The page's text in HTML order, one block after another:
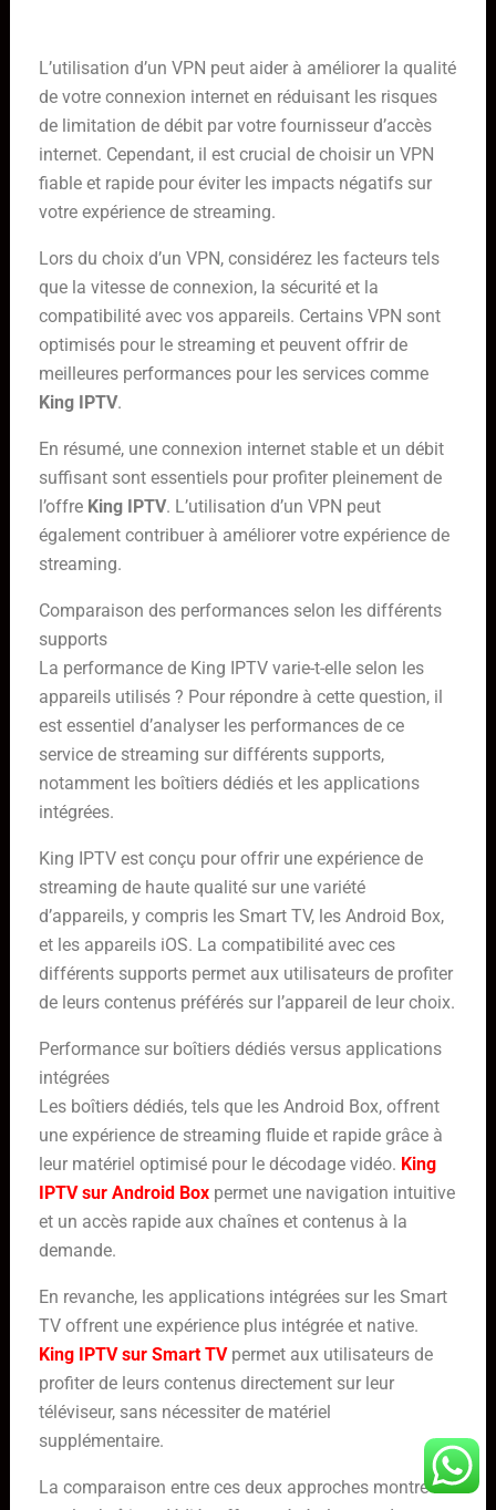
L’utilisation d’un VPN peut aider à améliorer la qualité
de votre connexion internet en réduisant les risques
de limitation de débit par votre fournisseur d’accès
internet. Cependant, il est crucial de choisir un VPN
fiable et rapide pour éviter les impacts négatifs sur
votre expérience de streaming.
Lors du choix d’un VPN, considérez les facteurs tels
que la vitesse de connexion, la sécurité et la
compatibilité avec vos appareils. Certains VPN sont
optimisés pour le streaming et peuvent offrir de
meilleures performances pour les services comme
King IPTV.
En résumé, une connexion internet stable et un débit
suffisant sont essentiels pour profiter pleinement de
l’offre King IPTV. L’utilisation d’un VPN peut
également contribuer à améliorer votre expérience de
streaming.
Comparaison des performances selon les différents
supports
La performance de King IPTV varie-t-elle selon les
appareils utilisés ? Pour répondre à cette question, il
est essentiel d’analyser les performances de ce
service de streaming sur différents supports,
notamment les boîtiers dédiés et les applications
intégrées.
King IPTV est conçu pour offrir une expérience de
streaming de haute qualité sur une variété
d’appareils, y compris les Smart TV, les Android Box,
et les appareils iOS. La compatibilité avec ces
différents supports permet aux utilisateurs de profiter
de leurs contenus préférés sur l’appareil de leur choix.
Performance sur boîtiers dédiés versus applications
intégrées
Les boîtiers dédiés, tels que les Android Box, offrent
une expérience de streaming fluide et rapide grâce à
leur matériel optimisé pour le décodage vidéo. King
IPTV sur Android Box permet une navigation intuitive
et un accès rapide aux chaînes et contenus à la
demande.
En revanche, les applications intégrées sur les Smart
TV offrent une expérience plus intégrée et native.
King IPTV sur Smart TVpermet aux utilisateurs de
profiter de leurs contenus directement sur leur
téléviseur, sans nécessiter de matériel
supplémentaire.
La comparaison entre ces deux approches montre